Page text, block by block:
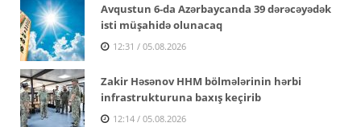
Avqustun 6-da Azərbaycanda 39 dərəcəyədək
isti müşahidə olunacaq
12:31 / 05.08.2026
Zakir Həsənov HHM bölmələrinin hərbi
infrastrukturuna baxış keçirib
12:14 / 05.08.2026